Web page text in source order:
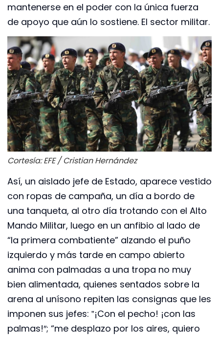
mantenerse en el poder con la única fuerza
de apoyo que aún lo sostiene. El sector militar.
Cortesía: EFE / Cristian Hernández
Así, un aislado jefe de Estado, aparece vestido
con ropas de campaña, un día a bordo de
una tanqueta, al otro día trotando con el Alto
Mando Militar, luego en un anfibio al lado de
“la primera combatiente” alzando el puño
izquierdo y más tarde en campo abierto
anima con palmadas a una tropa no muy
bien alimentada, quienes sentados sobre la
arena al unísono repiten las consignas que les
imponen sus jefes: ‟¡Con el pecho! ¡con las
palmas!″; “me desplazo por los aires, quiero